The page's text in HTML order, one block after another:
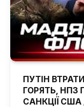
ПУТІН
ГОРЯТЬ, НПЗ
САНКЦІЇ